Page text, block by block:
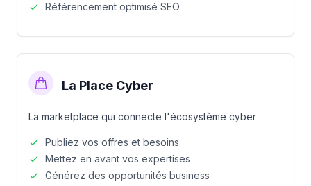
Référencement optimisé SEO
La Place Cyber
La marketplace qui connecte l'écosystème cyber
Publiez vos offres et besoins
Mettez en avant vos expertises
Générez des opportunités business